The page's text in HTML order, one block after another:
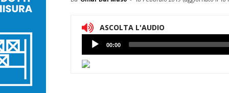
ASCOLTA L'AUDIO
Lettore
Audio
00:00